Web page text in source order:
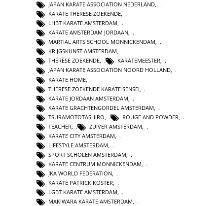
JAPAN KARATE ASSOCIATION NEDERLAND,
KARATE THERESE ZOEKENDE,
LHBT KARATE AMSTERDAM,
KARATE AMSTERDAM JORDAAN,
MARTIAL ARTS SCHOOL MONNICKENDAM,
KRIJGSKUNST AMSTERDAM,
THÉRÈSE ZOEKENDE, KARATEMEESTER,
JAPAN KARATE ASSOCIATION NOORD HOLLAND,
KARATE HOME
THERESE ZOEKENDE KARATE SENSEI
KARATE JORDAAN AMSTERDAM
KARATE GRACHTENGORDEL AMSTERDAM
TSURAMOTOTASHIRO
ROUGE AND POWDER
TEACHER
ZUIVER AMSTERDAM
KARATE CITY AMSTERDAM
LIFESTYLE AMSTERDAM
SPORT SCHOLEN AMSTERDAM,
KARATE CENTRUM MONNICKENDAM,
JKA WORLD FEDERATION,
KARATE PATRICK KOSTER,
LGBT KARATE AMSTERDAM,
MAKIWARA KARATE AMSTERDAM,